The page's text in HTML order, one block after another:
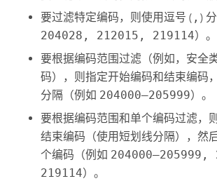
要过滤特定编码，则使用逗号 ( , )
204028, 212015, 219114）。
要根据编码范围过滤（例如，安全
码），则指定开始编码和结束编码
分隔（例如 204000–205999）。
要根据编码范围和单个编码过滤，
结束编码（使用短划线分隔），然
个编码（例如 204000–205999,
219114）。